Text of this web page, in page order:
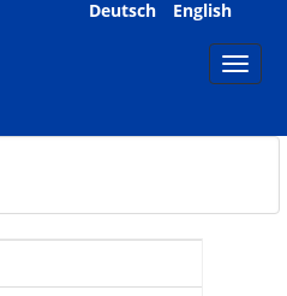
Deutsch English